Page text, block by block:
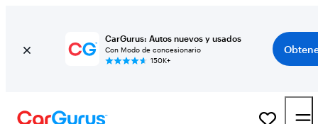
CarGurus: Autos nuevos y usados
Con Modo de concesionario
150K+